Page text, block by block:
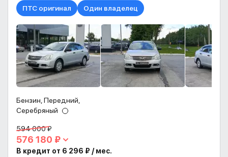
ПТС оригинал Один владелец
Бензин, Передний,
Серебряный
594 000 ₽
576 180 ₽
В кредит от 6 296 ₽ / мес.